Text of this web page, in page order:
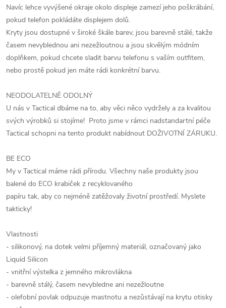
Navíc lehce vyvýšené okraje okolo displeje zamezí jeho poškrábání,
pokud telefon pokládáte displejem dolů.
Kryty jsou dostupné v široké škále barev, jsou barevně stálé, takže
časem nevyblednou ani nezežloutnou a jsou skvělým módním
doplňkem, pokud chcete sladit barvu telefonu s vaším outfitem,
nebo prostě pokud jen máte rádi konkrétní barvu.
NEODOLATELNĚ ODOLNÝ
U nás v Tactical dbáme na to, aby věci něco vydržely a za kvalitou
svých výrobků si stojíme! Proto jsme v rámci nadstandartní péče
Tactical schopni na tento produkt nabídnout DOŽIVOTNÍ ZÁRUKU.
BE ECO
My v Tactical máme rádi přírodu. Všechny naše produkty jsou
balené do ECO krabiček z recyklovaného
papíru tak, aby co nejméně zatěžovaly životní prostředí. Myslete
takticky!
Vlastnosti
- silikonový, na dotek velmi příjemný materiál, označovaný jako
Liquid Silicon
- vnitřní výstelka z jemného mikrovlákna
- barevně stálý, časem nevybledne ani nezežloutne
- olefobní povlak odpuzuje mastnotu a nezůstávají na krytu otisky